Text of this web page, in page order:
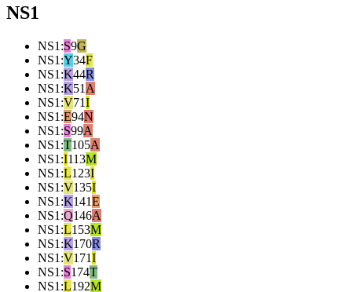
NS1
NS1 :S9G
NS1 :Y34F
NS1 :K44R
NS1 :K51 A
NS1 :V71I
NS1 :E94N
NS1 :S99A
NS1 :T105A
NS1 :I113M
NS1 :L123I
NS1 :V135I
NS1 :K141E
NS1 :Q146A
NS1 :L153M
NS1 :K170R
NS1 :V171I
NS1 :S174T
NS1 :L192M